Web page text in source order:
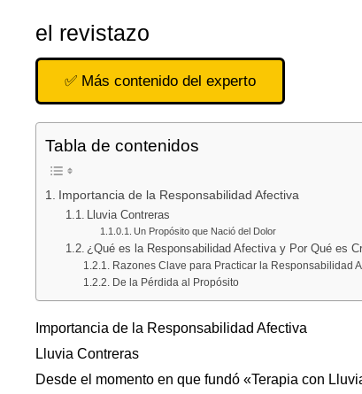
el revistazo
✅ Más contenido del experto
Tabla de contenidos
Importancia de la Responsabilidad Afectiva
Lluvia Contreras
Un Propósito que Nació del Dolor
¿Qué es la Responsabilidad Afectiva y Por Qué es
Razones Clave para Practicar la Responsabilidad
De la Pérdida al Propósito
Importancia de la Responsabilidad Afectiva
Lluvia Contreras
Desde el momento en que fundó «Terapia con